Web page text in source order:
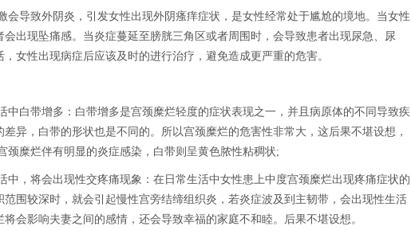
会导致外阴炎，引发女性出现外阴瘙痒症状，是女性经常处于尴尬的境地。当女性
出现坠痛感。当炎症蔓延至膀胱三角区或者周围时，会导致患者出现尿急、尿
女性出现病症后应该及时的进行治疗，避免造成更严重的危害。
中白带增多：白带增多是宫颈糜烂轻度的症状表现之一，并且病原体的不同导致疾
异，白带的形状也是不同的。所以宫颈糜烂的危害性非常大，这后果不堪设想，
糜烂伴有明显的炎症感染，白带则呈黄色脓性粘稠状;
中，将会出现性交疼痛现象：在日常生活中女性患上中度宫颈糜烂出现疼痛症状的
围较深时，就会引起慢性宫旁结缔组织炎，若炎症波及到主韧带，会出现性生活
会影响夫妻之间的感情，还会导致幸福的家庭不和睦。后果不堪设想。